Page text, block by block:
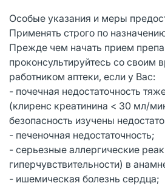
Особые указания и меры
Применять строго по
Прежде чем начать прием
проконсультируйтесь со своим
работником аптеки, если у Вас:
- почечная недостаточность
(клиренс креатинина < 30 мл/
безопасность изучены
- печеночная недостаточность;
- серьезные аллергические
гиперчувствительности) в
- ишемическая болезнь сердца;